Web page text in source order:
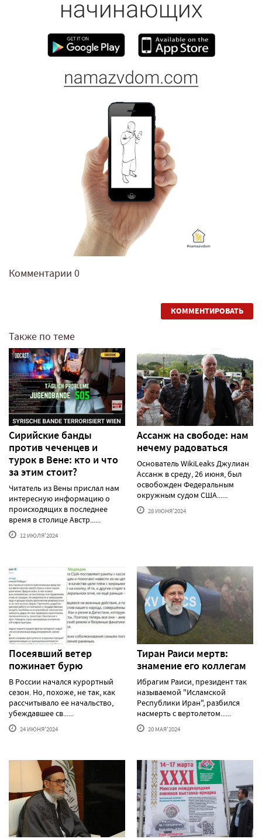
Комментарии 0
КОММЕНТИРОВАТЬ
Также по теме
Сирийские банды
против чеченцев и
турок в Вене: кто и что
за этим стоит?
Читатель из Вены прислал нам
интересную информацию о
происходящих в последнее
время в столице Австр......
12 ИЮЛЯ'2024
Ассанж на свободе: нам
нечему радоваться
Основатель WikiLeaks Джулиан
Ассанж в среду, 26 июня, был
освобожден Федеральным
окружным судом США......
28 ИЮНЯ'2024
Посеявший ветер
пожинает бурю
В России начался курортный
сезон. Но, похоже, не так, как
рассчитывало ее начальство,
убеждавшее св......
24 ИЮНЯ'2024
Тиран Раиси мертв:
знамение его коллегам
Ибрагим Раиси, президент так
называемой "Исламской
Республики Иран", разбился
насмерть с вертолетом......
20 МАЯ'2024